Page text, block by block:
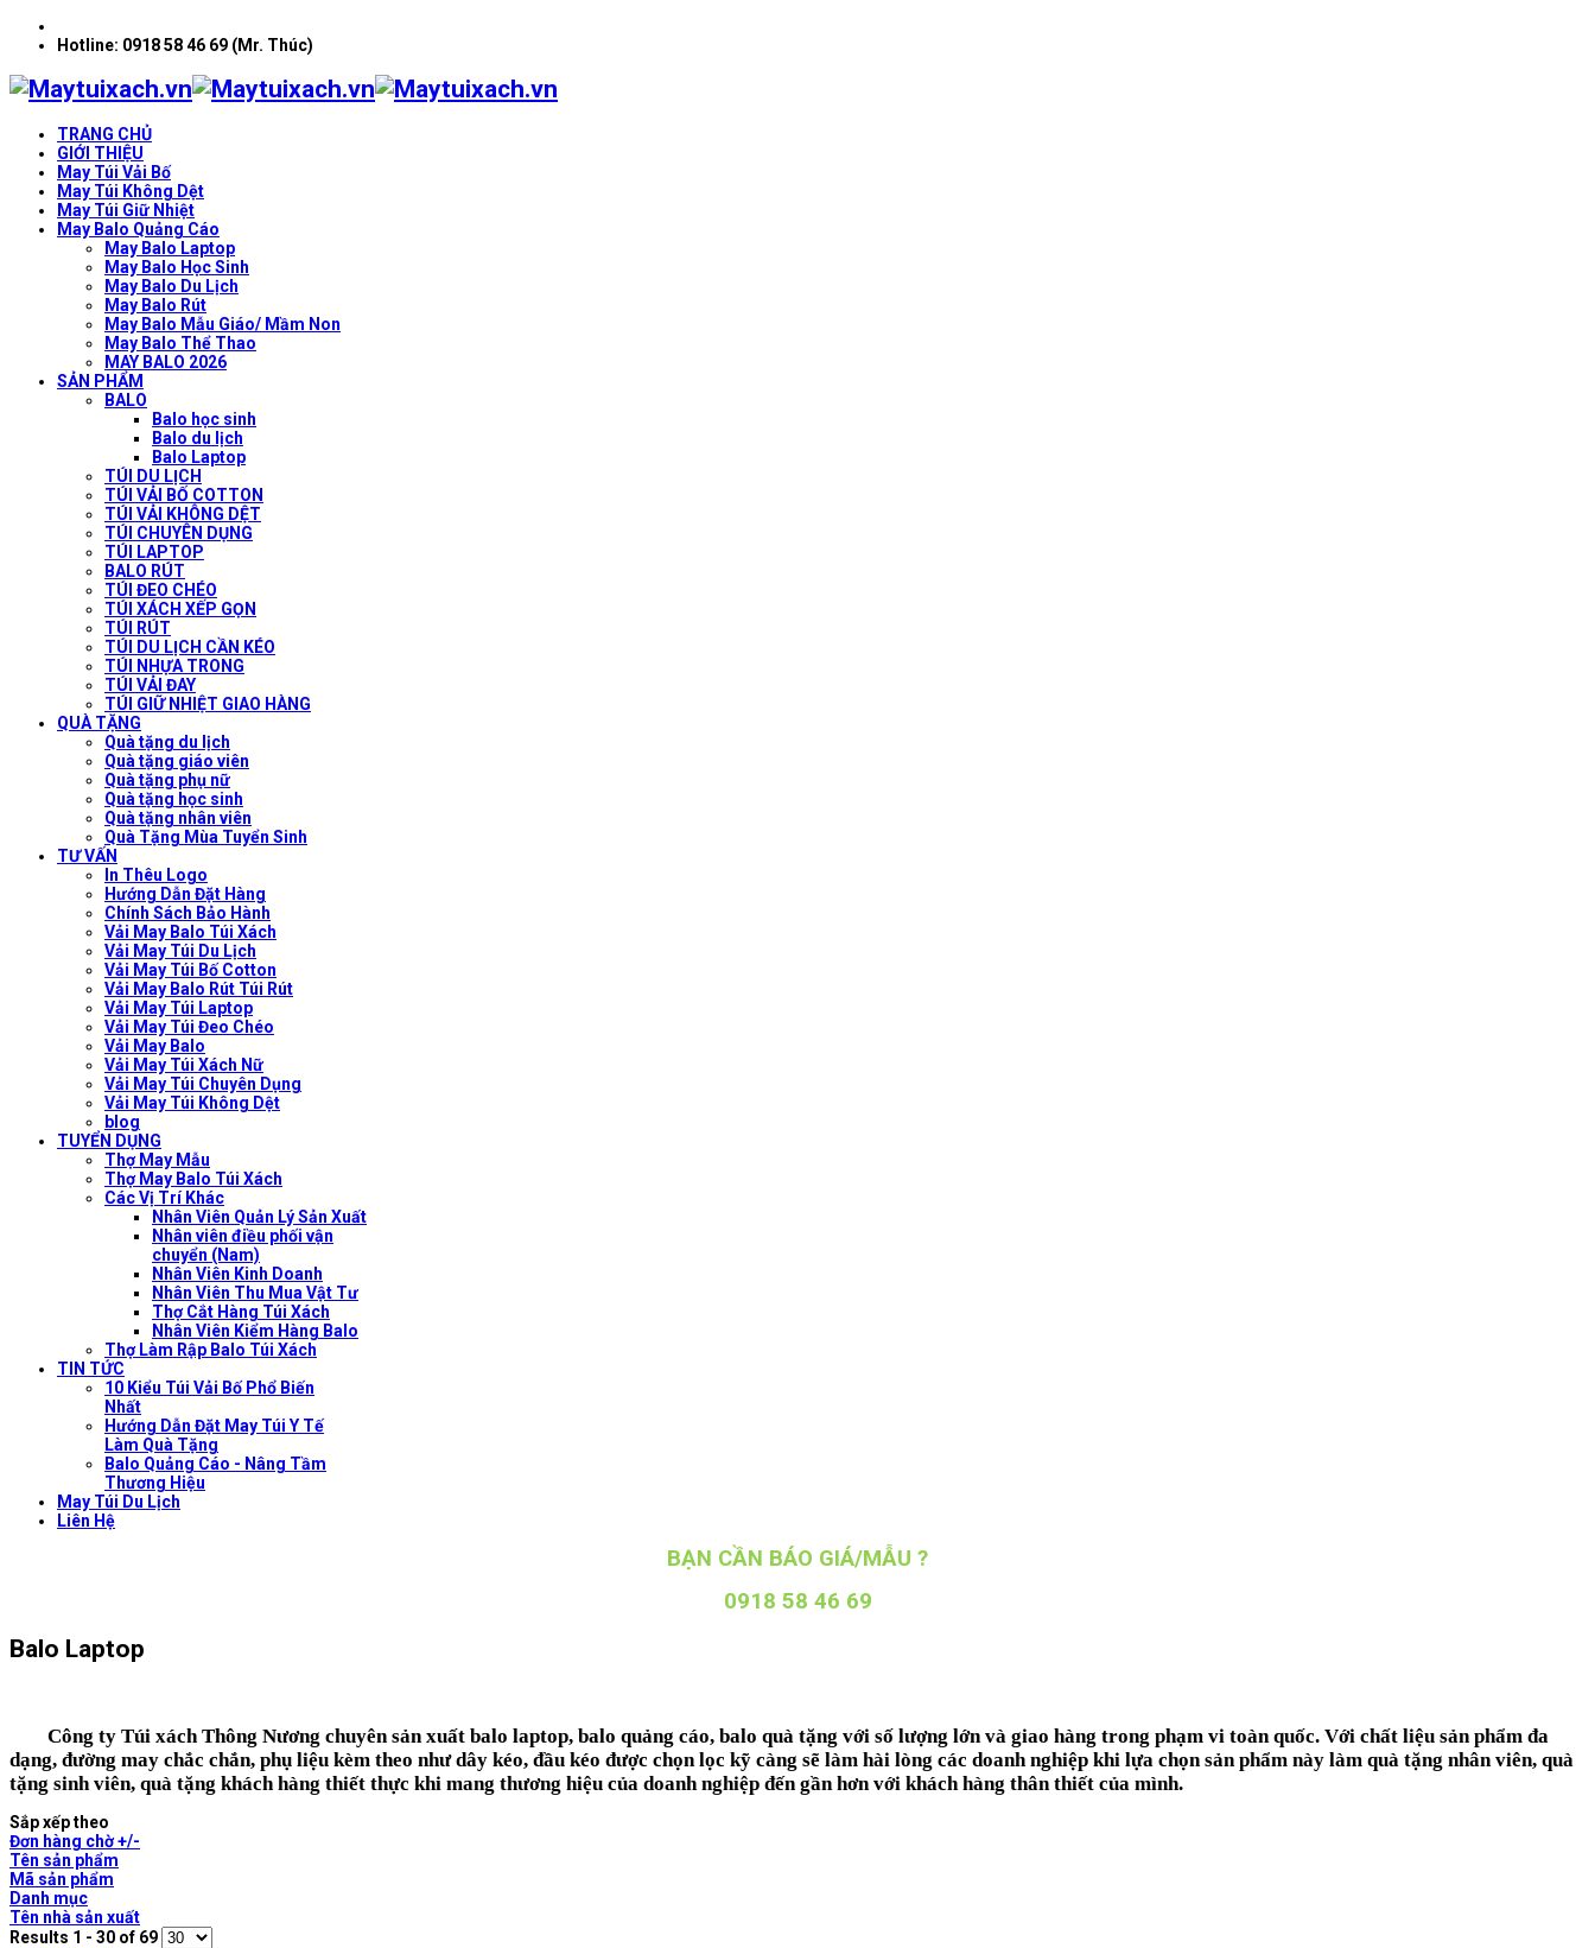
Hotline: 0918 58 46 69 (Mr. Thúc)
TRANG CHỦ
GIỚI THIỆU
May Túi Vải Bố
May Túi Không Dệt
May Túi Giữ Nhiệt
May Balo Quảng Cáo
May Balo Laptop
May Balo Học Sinh
May Balo Du Lịch
May Balo Rút
May Balo Mẫu Giáo/ Mầm Non
May Balo Thể Thao
MAY BALO 2026
SẢN PHẨM
BALO
Balo học sinh
Balo du lịch
Balo Laptop
TÚI DU LỊCH
TÚI VẢI BỐ COTTON
TÚI VẢI KHÔNG DỆT
TÚI CHUYÊN DỤNG
TÚI LAPTOP
BALO RÚT
TÚI ĐEO CHÉO
TÚI XÁCH XẾP GỌN
TÚI RÚT
TÚI DU LỊCH CẦN KÉO
TÚI NHỰA TRONG
TÚI VẢI ĐAY
TÚI GIỮ NHIỆT GIAO HÀNG
QUÀ TẶNG
Quà tặng du lịch
Quà tặng giáo viên
Quà tặng phụ nữ
Quà tặng học sinh
Quà tặng nhân viên
Quà Tặng Mùa Tuyển Sinh
TƯ VẤN
In Thêu Logo
Hướng Dẫn Đặt Hàng
Chính Sách Bảo Hành
Vải May Balo Túi Xách
Vải May Túi Du Lịch
Vải May Túi Bố Cotton
Vải May Balo Rút Túi Rút
Vải May Túi Laptop
Vải May Túi Đeo Chéo
Vải May Balo
Vải May Túi Xách Nữ
Vải May Túi Chuyên Dụng
Vải May Túi Không Dệt
blog
TUYỂN DỤNG
Thợ May Mẫu
Thợ May Balo Túi Xách
Các Vị Trí Khác
Nhân Viên Quản Lý Sản Xuất
Nhân viên điều phối vận
chuyển (Nam)
Nhân Viên Kinh Doanh
Nhân Viên Thu Mua Vật Tư
Thợ Cắt Hàng Túi Xách
Nhân Viên Kiểm Hàng Balo
Thợ Làm Rập Balo Túi Xách
TIN TỨC
10 Kiểu Túi Vải Bố Phổ Biến
Nhất
Hướng Dẫn Đặt May Túi Y Tế
Làm Quà Tặng
Balo Quảng Cáo - Nâng Tầm
Thương Hiệu
May Túi Du Lịch
Liên Hệ
BẠN CẦN BÁO GIÁ/MẪU ?
0918 58 46 69
Balo Laptop
Công ty Túi xách Thông Nương chuyên sản xuất balo laptop, balo quảng cáo, balo quà tặng với số lượng lớn và giao hàng trong phạm vi toàn quốc. Với chất liệu sản phẩm đa
dạng, đường may chắc chắn, phụ liệu kèm theo như dây kéo, đầu kéo được chọn lọc kỹ càng sẽ làm hài lòng các doanh nghiệp khi lựa chọn sản phẩm này làm quà tặng nhân viên, quà
tặng sinh viên, quà tặng khách hàng thiết thực khi mang thương hiệu của doanh nghiệp đến gần hơn với khách hàng thân thiết của mình.
Sắp xếp theo
Đơn hàng chờ +/-
Tên sản phẩm
Mã sản phẩm
Danh mục
Tên nhà sản xuất
Results 1 - 30 of 69